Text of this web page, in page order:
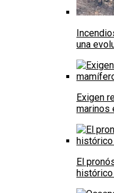
una
Exigen
marinos
El